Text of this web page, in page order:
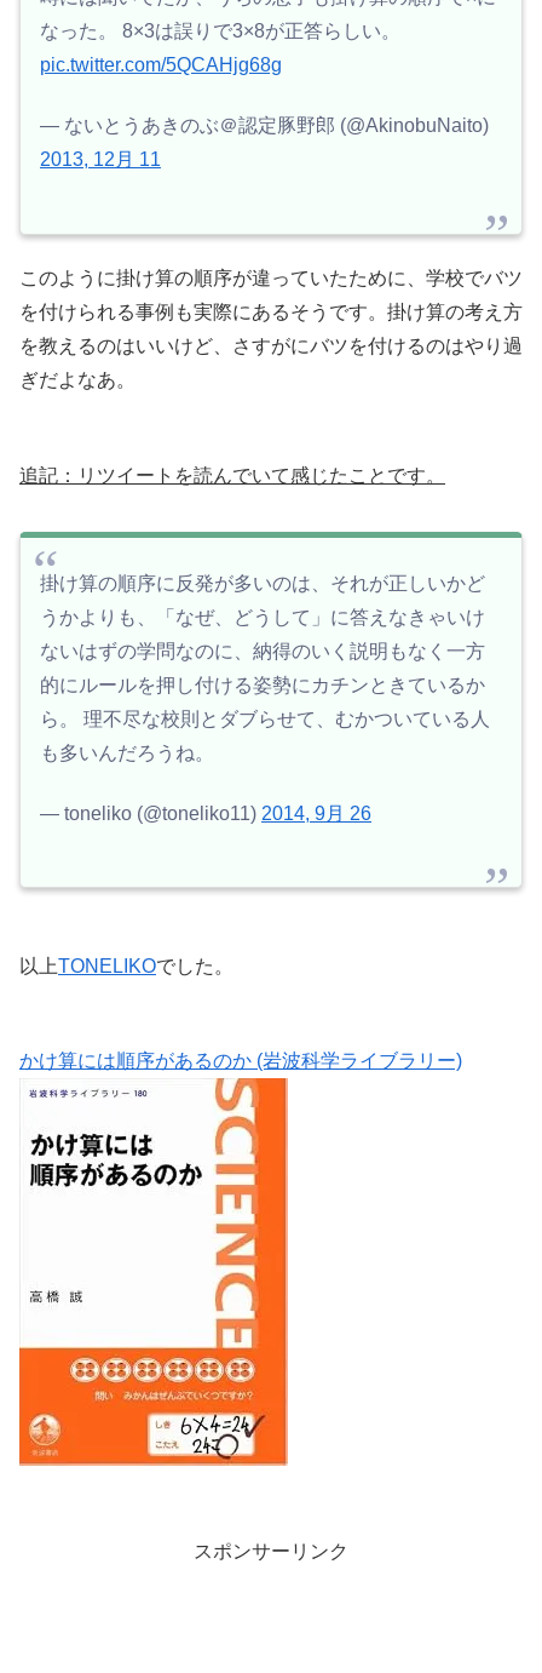
なった。 8×3は誤りで3×8が正答らしい。
pic.twitter.com/5QCAHjg68g
— ないとうあきのぶ＠認定豚野郎 (@AkinobuNaito)
2013, 12月 11
このように掛け算の順序が違っていたために、学校でバツ
を付けられる事例も実際にあるそうです。掛け算の考え方
を教えるのはいいけど、さすがにバツを付けるのはやり過
ぎだよなあ。
追記：リツイートを読んでいて感じたことです。
掛け算の順序に反発が多いのは、それが正しいかど
うかよりも、「なぜ、どうして」に答えなきゃいけ
ないはずの学問なのに、納得のいく説明もなく一方
的にルールを押し付ける姿勢にカチンときているか
ら。 理不尽な校則とダブらせて、むかついている人
も多いんだろうね。
— toneliko (@toneliko11) 2014, 9月 26
以上TONELIKOでした。
かけ算には順序があるのか (岩波科学ライブラリー)
スポンサーリンク